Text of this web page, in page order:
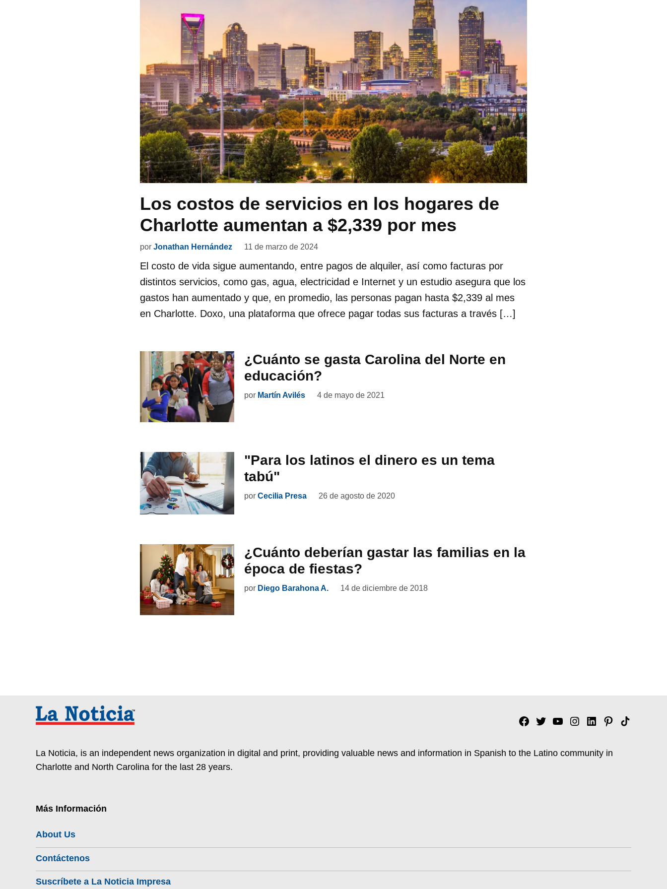
Los costos de servicios en los hogares de
Charlotte aumentan a $2,339 por mes
por Jonathan Hernández 11 de marzo de 2024
El costo de vida sigue aumentando, entre pagos de alquiler, así como facturas por
distintos servicios, como gas, agua, electricidad e Internet y un estudio asegura que los
gastos han aumentado y que, en promedio, las personas pagan hasta $2,339 al mes
en Charlotte. Doxo, una plataforma que ofrece pagar todas sus facturas a través […]
¿Cuánto se gasta Carolina del Norte en
educación?
por Martín Avilés 4 de mayo de 2021
"Para los latinos el dinero es un tema
tabú"
por Cecilia Presa 26 de agosto de 2020
¿Cuánto deberían gastar las familias en la
época de fiestas?
por Diego Barahona A. 14 de diciembre de 2018
Facebook
TwitterYouTubeInstagram
Linkedin
Pinterest
Tik
La Noticia, is an independent news organization in digital and print, providing valuable news and information in Spanish to the Latino community in
Charlotte and North Carolina for the last 28 years.
Más Información
About Us
Contáctenos
Suscríbete a La Noticia Impresa